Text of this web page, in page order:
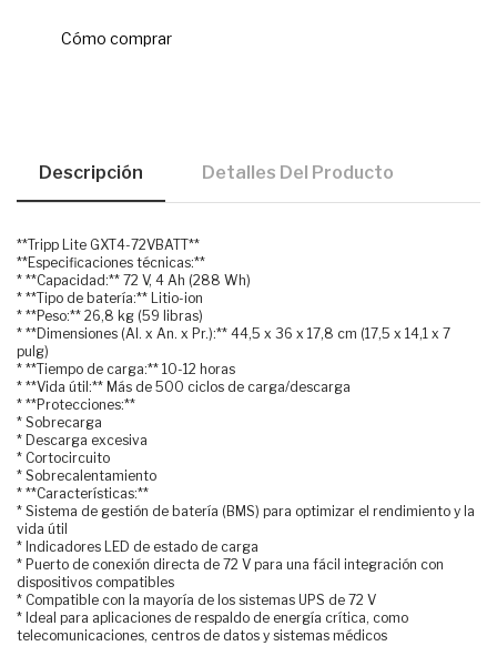
Cómo comprar
Descripción Detalles Del Producto
**Tripp Lite GXT4-72VBATT**
**Especificaciones técnicas:**
* **Capacidad:** 72 V, 4 Ah (288 Wh)
* **Tipo de batería:** Litio-ion
* **Peso:** 26,8 kg (59 libras)
* **Dimensiones (Al. x An. x Pr.):** 44,5 x 36 x 17,8 cm (17,5 x 14,1 x 7
pulg)
* **Tiempo de carga:** 10-12 horas
* **Vida útil:** Más de 500 ciclos de carga/descarga
* **Protecciones:**
* Sobrecarga
* Descarga excesiva
* Cortocircuito
* Sobrecalentamiento
* **Características:**
* Sistema de gestión de batería (BMS) para optimizar el rendimiento y la
vida útil
* Indicadores LED de estado de carga
* Puerto de conexión directa de 72 V para una fácil integración con
dispositivos compatibles
* Compatible con la mayoría de los sistemas UPS de 72 V
* Ideal para aplicaciones de respaldo de energía crítica, como
telecomunicaciones, centros de datos y sistemas médicos